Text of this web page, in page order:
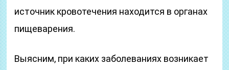
источник кровотечения находится в органах
пищеварения.
Выясним, при каких заболеваниях возникает